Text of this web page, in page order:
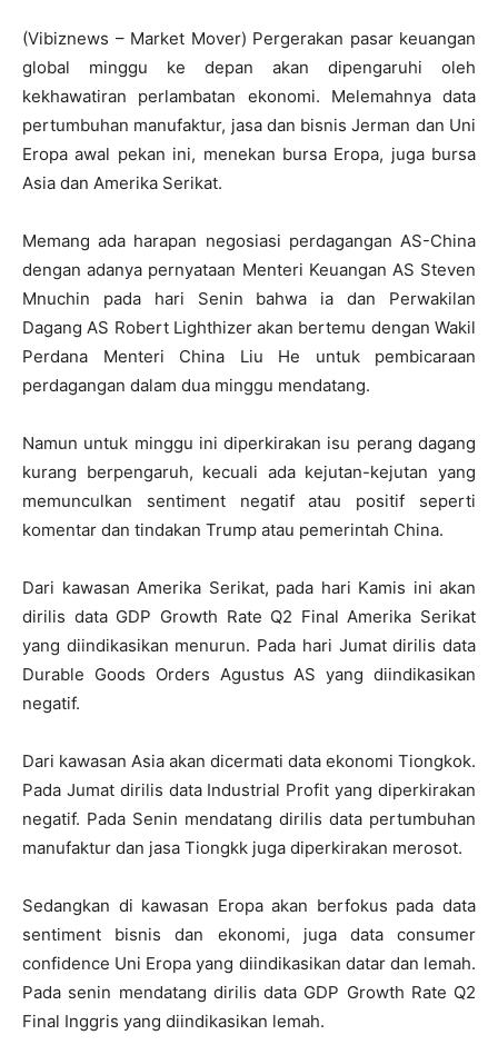
(Vibiznews – Market Mover) Pergerakan pasar keuangan
global minggu ke depan akan dipengaruhi oleh
kekhawatiran perlambatan ekonomi. Melemahnya data
pertumbuhan manufaktur, jasa dan bisnis Jerman dan Uni
Eropa awal pekan ini, menekan bursa Eropa, juga bursa
Asia dan Amerika Serikat.
Memang ada harapan negosiasi perdagangan AS-China
dengan adanya pernyataan Menteri Keuangan AS Steven
Mnuchin pada hari Senin bahwa ia dan Perwakilan
Dagang AS Robert Lighthizer akan bertemu dengan Wakil
Perdana Menteri China Liu He untuk pembicaraan
perdagangan dalam dua minggu mendatang.
Namun untuk minggu ini diperkirakan isu perang dagang
kurang berpengaruh, kecuali ada kejutan-kejutan yang
memunculkan sentiment negatif atau positif seperti
komentar dan tindakan Trump atau pemerintah China.
Dari kawasan Amerika Serikat, pada hari Kamis ini akan
dirilis data GDP Growth Rate Q2 Final Amerika Serikat
yang diindikasikan menurun. Pada hari Jumat dirilis data
Durable Goods Orders Agustus AS yang diindikasikan
negatif.
Dari kawasan Asia akan dicermati data ekonomi Tiongkok.
Pada Jumat dirilis data Industrial Profit yang diperkirakan
negatif. Pada Senin mendatang dirilis data pertumbuhan
manufaktur dan jasa Tiongkk juga diperkirakan merosot.
Sedangkan di kawasan Eropa akan berfokus pada data
sentiment bisnis dan ekonomi, juga data consumer
confidence Uni Eropa yang diindikasikan datar dan lemah.
Pada senin mendatang dirilis data GDP Growth Rate Q2
Final Inggris yang diindikasikan lemah.